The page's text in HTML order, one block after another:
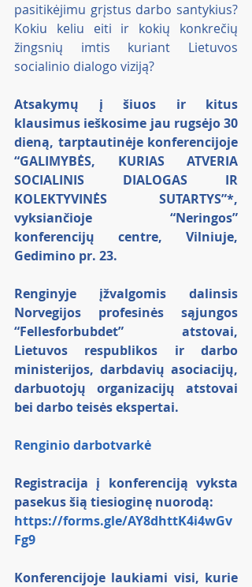
pasitikėjimu grįstus darbo santykius?
Kokiu keliu eiti ir kokių konkrečių
žingsnių imtis kuriant Lietuvos
socialinio dialogo viziją?
Atsakymų į šiuos ir kitus
klausimus ieškosime jau rugsėjo 30
dieną, tarptautinėje konferencijoje
“GALIMYBĖS, KURIAS ATVERIA
SOCIALINIS DIALOGAS IR
KOLEKTYVINĖS SUTARTYS”*,
vyksiančioje “Neringos”
konferencijų centre, Vilniuje,
Gedimino pr. 23.
Renginyje įžvalgomis dalinsis
Norvegijos profesinės sąjungos
“Fellesforbubdet” atstovai,
Lietuvos respublikos ir darbo
ministerijos, darbdavių asociacijų,
darbuotojų organizacijų atstovai
bei darbo teisės ekspertai.
Renginio darbotvarkė
Registracija į konferenciją vyksta
pasekus šią tiesioginę nuorodą:
https://forms.gle/AY8dhttK4i4wGv
Fg9
Konferencijoje laukiami visi, kurie